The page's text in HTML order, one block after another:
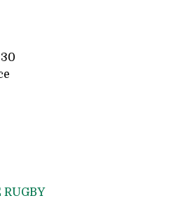
RUGBY